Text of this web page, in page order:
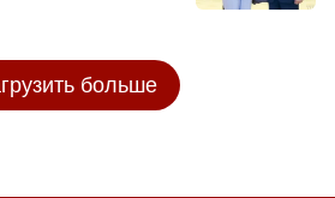
больше